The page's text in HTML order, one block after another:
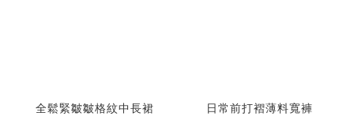
全鬆緊皺皺格紋中長裙 日常前打褶薄料寬褲